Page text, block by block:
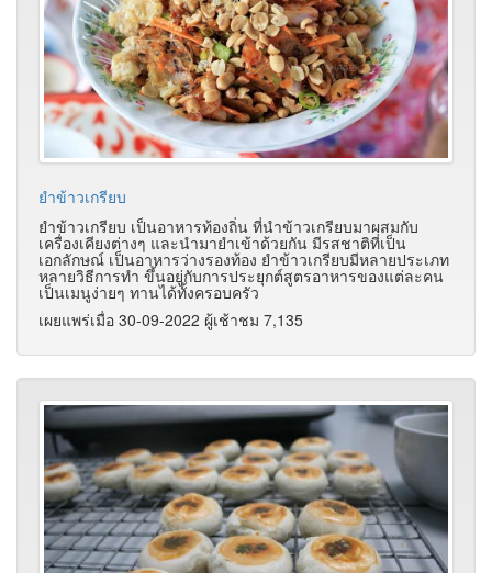
ยำข้าวเกรียบ
ยำข้าวเกรียบ เป็นอาหารท้องถิ่น ที่นำข้าวเกรียบมาผสมกับ
เครื่องเคียงต่างๆ และนำมายำเข้าด้วยกัน มีรสชาติที่เป็น
เอกลักษณ์ เป็นอาหารว่างรองท้อง ยำข้าวเกรียบมีหลายประเภท
หลายวิธีการทำ ขึ้นอยู่กับการประยุกต์สูตรอาหารของแต่ละคน
เป็นเมนูง่ายๆ ทานได้ทั้งครอบครัว
เผยแพร่เมื่อ 30-09-2022 ผู้เช้าชม 7,135